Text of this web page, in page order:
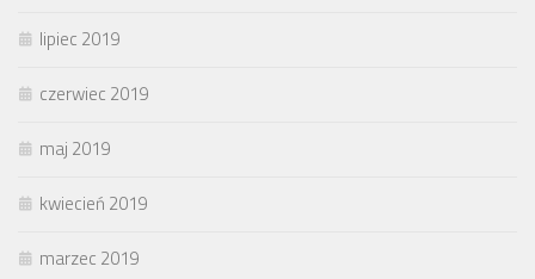
lipiec 2019
czerwiec 2019
maj 2019
kwiecień 2019
marzec 2019